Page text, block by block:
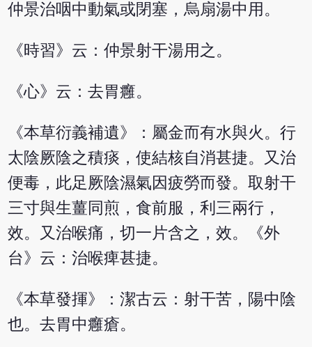
仲景治咽中動氣或閉塞，烏扇湯中用。
《時習》云：仲景射干湯用之。
《心》云：去胃癰。
《本草衍義補遺》：屬金而有水與火。行
太陰厥陰之積痰，使結核自消甚捷。又治
便毒，此足厥陰濕氣因疲勞而發。取射干
三寸與生薑同煎，食前服，利三兩行，
效。又治喉痛，切一片含之，效。《外
台》云：治喉痺甚捷。
《本草發揮》：潔古云：射干苦，陽中陰
也。去胃中癰瘡。